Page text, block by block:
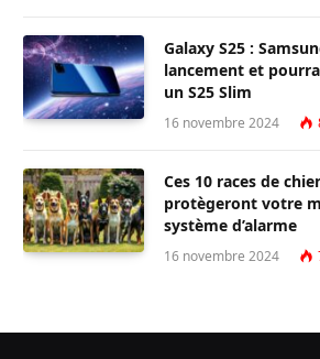
Galaxy S25 :
lancement et
un S25 Slim
16 novembre 2024
Ces 10 races de
protègeront votre
système d’alarme
16 novembre 2024